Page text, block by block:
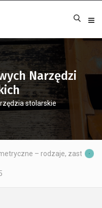
Narzędzi
stolarskie
zastosowania i jak